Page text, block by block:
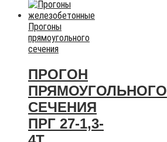
Прогоны
прямоугольного
сечения
ПРОГОН
ПРЯМОУГОЛЬНОГО
СЕЧЕНИЯ
ПРГ 27-1,3-